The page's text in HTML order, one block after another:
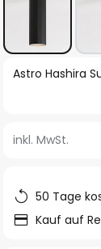
Zum
springen
Astro Hashira
inkl. MwSt.
50 Tage
Kauf auf